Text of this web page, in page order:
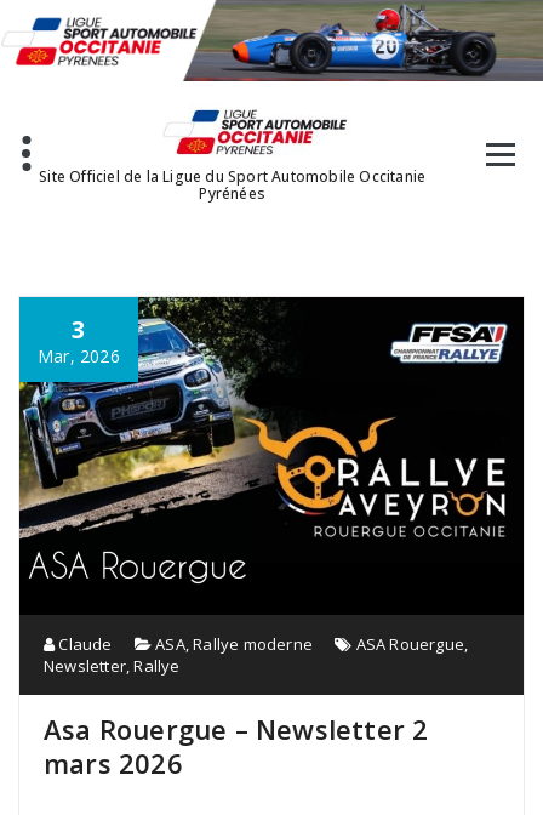
au
contenu
Site Officiel de la Ligue du Sport Automobile Occitanie
Pyrénées
3
Mar, 2026
Claude ASA,Rallye moderne ASA Rouergue,
Newsletter,Rallye
Asa Rouergue – Newsletter 2
mars 2026